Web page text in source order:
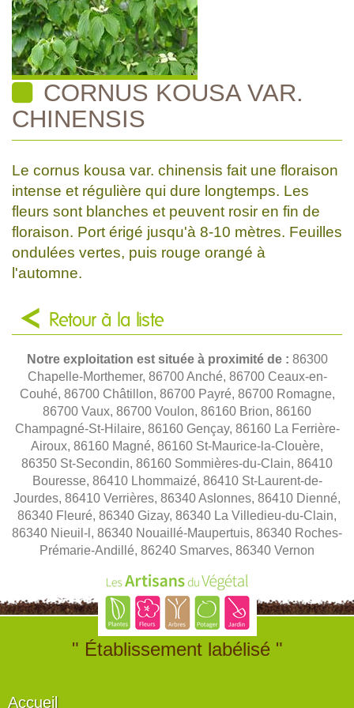
CORNUS KOUSA VAR.
CHINENSIS
Le cornus kousa var. chinensis fait une floraison
intense et régulière qui dure longtemps. Les
fleurs sont blanches et peuvent rosir en fin de
floraison. Port érigé jusqu'à 8-10 mètres. Feuilles
ondulées vertes, puis rouge orangé à
l'automne.
Retour à la liste
Notre exploitation est située à proximité de : 86300
Chapelle-Morthemer, 86700 Anché, 86700 Ceaux-en-
Couhé, 86700 Châtillon, 86700 Payré, 86700 Romagne,
86700 Vaux, 86700 Voulon, 86160 Brion, 86160
Champagné-St-Hilaire, 86160 Gençay, 86160 La Ferrière-
Airoux, 86160 Magné, 86160 St-Maurice-la-Clouère,
86350 St-Secondin, 86160 Sommières-du-Clain, 86410
Bouresse, 86410 Lhommaizé, 86410 St-Laurent-de-
Jourdes, 86410 Verrières, 86340 Aslonnes, 86410 Dienné,
86340 Fleuré, 86340 Gizay, 86340 La Villedieu-du-Clain,
86340 Nieuil-l, 86340 Nouaillé-Maupertuis, 86340 Roches-
Prémarie-Andillé, 86240 Smarves, 86340 Vernon
" Établissement labélisé "
Accueil